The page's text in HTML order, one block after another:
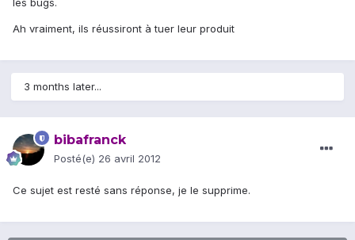
les bugs.
Ah vraiment, ils réussiront à tuer leur produit
3 months later...
bibafranck
Posté(e) 26 avril 2012
Ce sujet est resté sans réponse, je le supprime.